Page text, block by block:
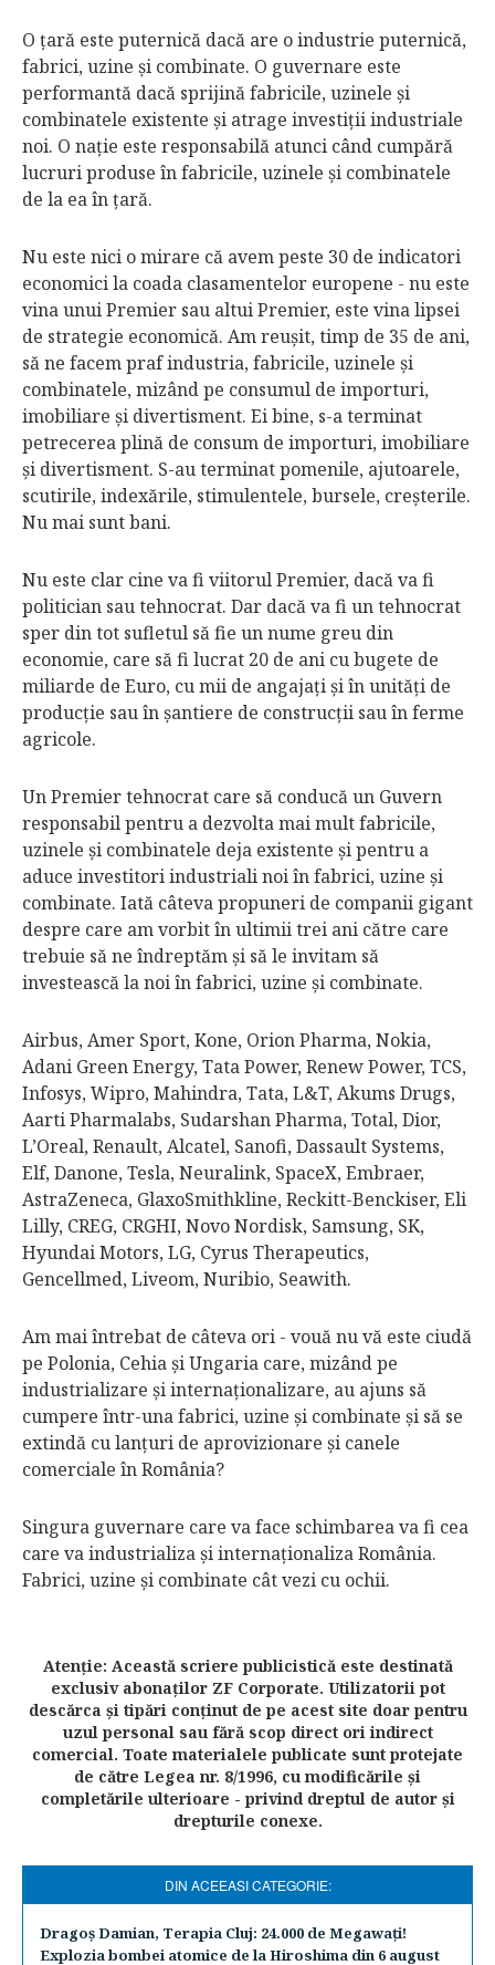
O ţară este puternică dacă are o industrie puternică,
fabrici, uzine şi combinate. O guvernare este
performantă dacă sprijină fabricile, uzinele şi
combinatele existente şi atrage investiţii industriale
noi. O naţie este responsabilă atunci când cumpără
lucruri produse în fabricile, uzinele şi combinatele
de la ea în ţară.
Nu este nici o mirare că avem peste 30 de indicatori
economici la coada clasamentelor europene - nu este
vina unui Premier sau altui Premier, este vina lipsei
de strategie economică. Am reuşit, timp de 35 de ani,
să ne facem praf industria, fabricile, uzinele şi
combinatele, mizând pe consumul de importuri,
imobiliare şi divertisment. Ei bine, s-a terminat
petrecerea plină de consum de importuri, imobiliare
şi divertisment. S-au terminat pomenile, ajutoarele,
scutirile, indexările, stimulentele, bursele, creşterile.
Nu mai sunt bani.
Nu este clar cine va fi viitorul Premier, dacă va fi
politician sau tehnocrat. Dar dacă va fi un tehnocrat
sper din tot sufletul să fie un nume greu din
economie, care să fi lucrat 20 de ani cu bugete de
miliarde de Euro, cu mii de angajaţi şi în unităţi de
producţie sau în şantiere de construcţii sau în ferme
agricole.
Un Premier tehnocrat care să conducă un Guvern
responsabil pentru a dezvolta mai mult fabricile,
uzinele şi combinatele deja existente şi pentru a
aduce investitori industriali noi în fabrici, uzine şi
combinate. Iată câteva propuneri de companii gigant
despre care am vorbit în ultimii trei ani către care
trebuie să ne îndreptăm şi să le invitam să
investească la noi în fabrici, uzine şi combinate.
Airbus, Amer Sport, Kone, Orion Pharma, Nokia,
Adani Green Energy, Tata Power, Renew Power, TCS,
Infosys, Wipro, Mahindra, Tata, L&T, Akums Drugs,
Aarti Pharmalabs, Sudarshan Pharma, Total, Dior,
L’Oreal, Renault, Alcatel, Sanofi, Dassault Systems,
Elf, Danone, Tesla, Neuralink, SpaceX, Embraer,
AstraZeneca, GlaxoSmithkline, Reckitt-Benckiser, Eli
Lilly, CREG, CRGHI, Novo Nordisk, Samsung, SK,
Hyundai Motors, LG, Cyrus Therapeutics,
Gencellmed, Liveom, Nuribio, Seawith.
Am mai întrebat de câteva ori - vouă nu vă este ciudă
pe Polonia, Cehia şi Ungaria care, mizând pe
industrializare şi internaţionalizare, au ajuns să
cumpere într-una fabrici, uzine şi combinate şi să se
extindă cu lanţuri de aprovizionare şi canele
comerciale în România?
Singura guvernare care va face schimbarea va fi cea
care va industrializa şi internaţionaliza România.
Fabrici, uzine şi combinate cât vezi cu ochii.
Atenţie: Această scriere publicistică este destinată
exclusiv abonaţilor ZF Corporate. Utilizatorii pot
descărca şi tipări conţinut de pe acest site doar pentru
uzul personal sau fără scop direct ori indirect
comercial. Toate materialele publicate sunt protejate
de către Legea nr. 8/1996, cu modificările şi
completările ulterioare - privind dreptul de autor şi
drepturile conexe.
DIN ACEEASI CATEGORIE:
Dragoş Damian, Terapia Cluj: 24.000 de Megawaţi!
Explozia bombei atomice de la Hiroshima din 6 august